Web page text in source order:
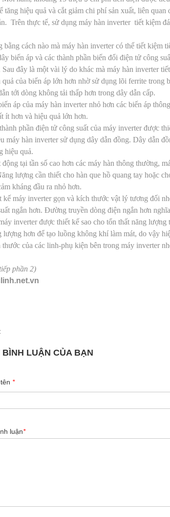
tăng hiệu quả và cắt giảm chi phí sản xuất, liên
Trên thực tế, sử dụng máy hàn inverter tiết kiệm
bằng cách nào mà máy hàn inverter có thể tiết kiệm
biến áp và các thành phần biến đổi điện tử công
đây là một vài lý do khác mà máy hàn inverter
quả của biến áp lớn hơn nhờ sử dụng lõi ferrite trong
tới dòng không tải thấp hơn trong dây dẫn cấp.
áp của máy hàn inverter nhỏ hơn các biến áp
ít hơn và hiệu quả lớn hơn.
phần điện tử công suất của máy inverter được
máy hàn inverter sử dụng dây dẫn đồng. Dây dẫn
hiệu quả.
động tại tần số cao hơn các máy hàn thông thường,
lượng cần thiết cho hàn que hồ quang tay hoặc
kháng đầu ra nhỏ hơn.
kế máy inverter gọn và kích thước vật lý tương đối
ngắn hơn. Đường truyền dòng điện ngắn hơn
inverter được thiết kế sao cho tổn thất năng
lượng hơn để tạo luồng không khí làm mát, do vậy
thước của các linh-phụ kiện bên trong máy inverter
phần 2)
BÌNH LUẬN CỦA BẠN
*
luận*